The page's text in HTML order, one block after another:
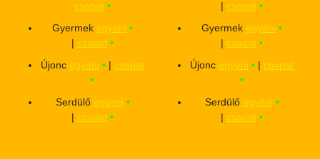
csapat •
Gyermek egyéni •
csapat •
Újonc egyéni •
csapat
•
Serdülő egyéni •
csapat •
csapat •
Gyermek egyéni •
csapat •
Újonc egyéni •
csapat
•
Serdülő egyéni •
csapat •